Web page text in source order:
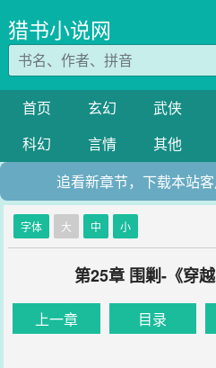
猎书小说网
首页 玄幻 武侠
科幻
言情 其他
追看新章节，下载本站
字体 大 中 小
第25章 围剿-《穿
上一章 目录